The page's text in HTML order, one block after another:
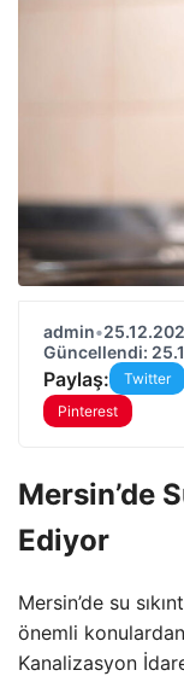
admin•
Güncellendi:
Paylaş: Twitter
Pinterest
Mersin’de
Ediyor
Mersin’de su
önemli
Kanalizasyon